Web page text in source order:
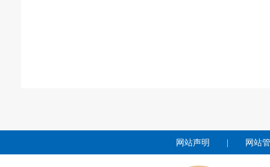
网站声明 网站